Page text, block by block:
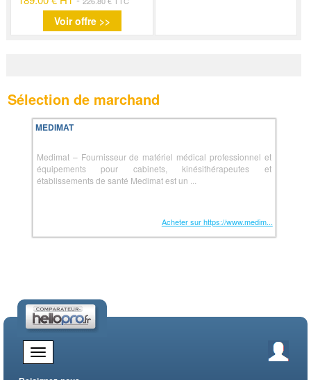
Voir offre >>
Sélection de marchand
MEDIMAT
Medimat – Fournisseur de matériel médical professionnel et
équipements pour cabinets, kinésithérapeutes et
établissements de santé Medimat est un ...
Acheter sur https://www.medim...